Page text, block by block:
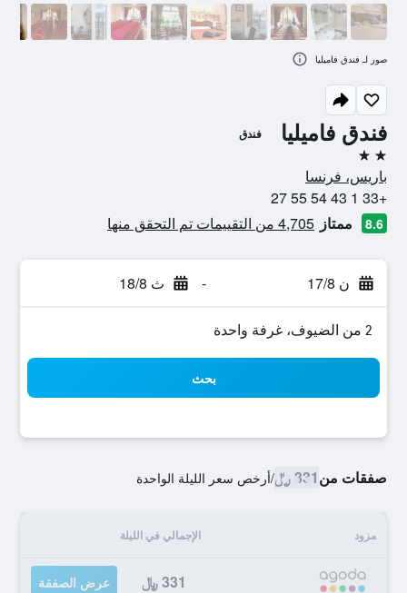
فندق فاميليا فندق
2 نجمتين
باريس، فرنسا
+33 1 43 54 55 27
8.6 ممتاز 4,705 من التقييمات تم التحقق منها
ن 17/8 - ث 18/8
2 من الضيوف، غرفة واحدة
بحث
صفقات من331 ﷼ /أرخص سعر الليلة الواحدة
مزود الإجمالي في الليلة
331 ﷼ عرض الصفقة
صور لـ فندق فاميليا